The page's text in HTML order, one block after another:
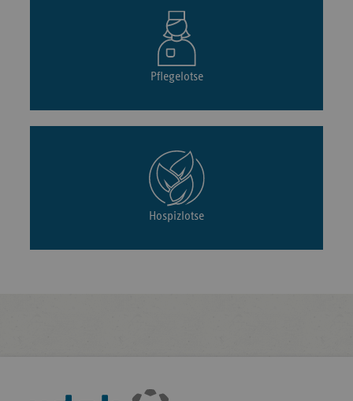
Pflegelotse
Hospizlotse
Fußleisten-